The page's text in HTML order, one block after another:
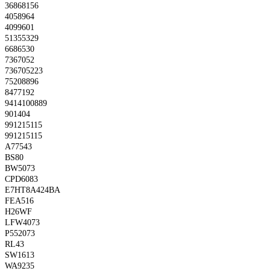
36868156
4058964
4099601
51355329
6686530
7367052
736705223
75208896
8477192
9414100889
901404
991215115
991215115
A77543
BS80
BW5073
CPD6083
E7HT8A424BA
FEA516
H26WF
LFW4073
P552073
RL43
SW1613
WA9235